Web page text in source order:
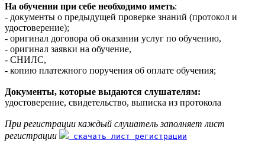
На обучении при себе необходимо иметь:
- документы о предыдущей проверке знаний (протокол и
удостоверение);
- оригинал договора об оказании услуг по обучению,
- оригинал заявки на обучение,
- СНИЛС,
- копию платежного поручения об оплате обучения;
Документы, которые выдаются слушателям:
удостоверение, свидетельство, выписка из протокола
При регистрации каждый слушатель заполняет лист
регистрации
скачать лист регистрации